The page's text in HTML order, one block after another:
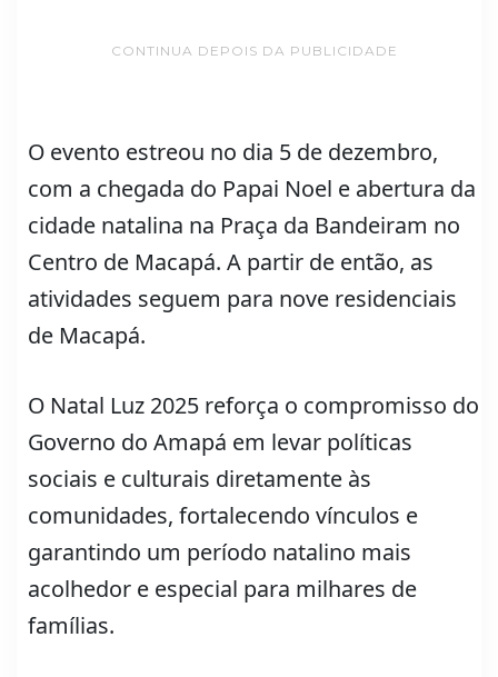
CONTINUA DEPOIS DA PUBLICIDADE
O evento estreou no dia 5 de dezembro,
com a chegada do Papai Noel e abertura da
cidade natalina na Praça da Bandeiram no
Centro de Macapá. A partir de então, as
atividades seguem para nove residenciais
de Macapá.
O Natal Luz 2025 reforça o compromisso do
Governo do Amapá em levar políticas
sociais e culturais diretamente às
comunidades, fortalecendo vínculos e
garantindo um período natalino mais
acolhedor e especial para milhares de
famílias.